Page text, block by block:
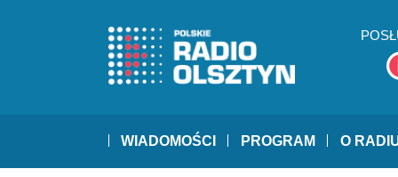
WIADOMOŚCI PROGRAM O